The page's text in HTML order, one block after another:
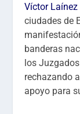
Víctor Laínez
ciudades de
banderas
los
rechazando
apoyo para